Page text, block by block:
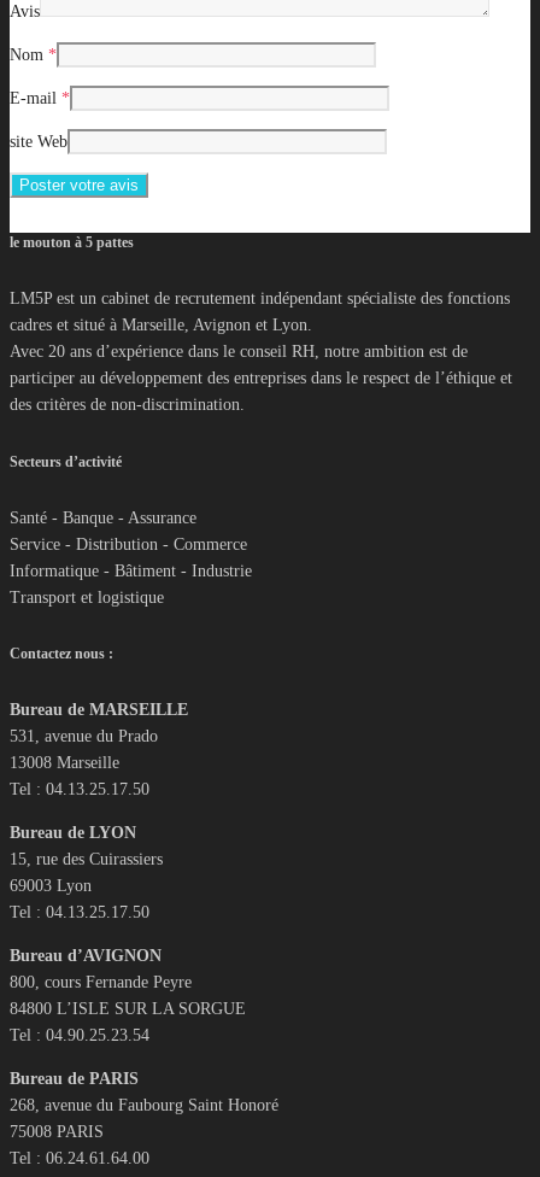
Avis
Nom *
E-mail *
site Web
le mouton à 5 pattes
LM5P est un cabinet de recrutement indépendant spécialiste des fonctions
cadres et situé à Marseille, Avignon et Lyon.
Avec 20 ans d’expérience dans le conseil RH, notre ambition est de
participer au développement des entreprises dans le respect de l’éthique et
des critères de non-discrimination.
Secteurs d’activité
Santé - Banque - Assurance
Service - Distribution - Commerce
Informatique - Bâtiment - Industrie
Transport et logistique
Contactez nous :
Bureau de MARSEILLE
531, avenue du Prado
13008 Marseille
Tel : 04.13.25.17.50
Bureau de LYON
15, rue des Cuirassiers
69003 Lyon
Tel : 04.13.25.17.50
Bureau d’AVIGNON
800, cours Fernande Peyre
84800 L’ISLE SUR LA SORGUE
Tel : 04.90.25.23.54
Bureau de PARIS
268, avenue du Faubourg Saint Honoré
75008 PARIS
Tel : 06.24.61.64.00